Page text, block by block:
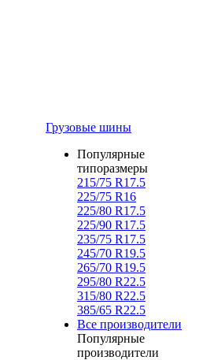
Грузовые шины
Популярные
типоразмеры
215/75 R17.5
225/75 R16
225/80 R17.5
225/90 R17.5
235/75 R17.5
245/70 R19.5
265/70 R19.5
295/80 R22.5
315/80 R22.5
385/65 R22.5
Все производители
Популярные
производители